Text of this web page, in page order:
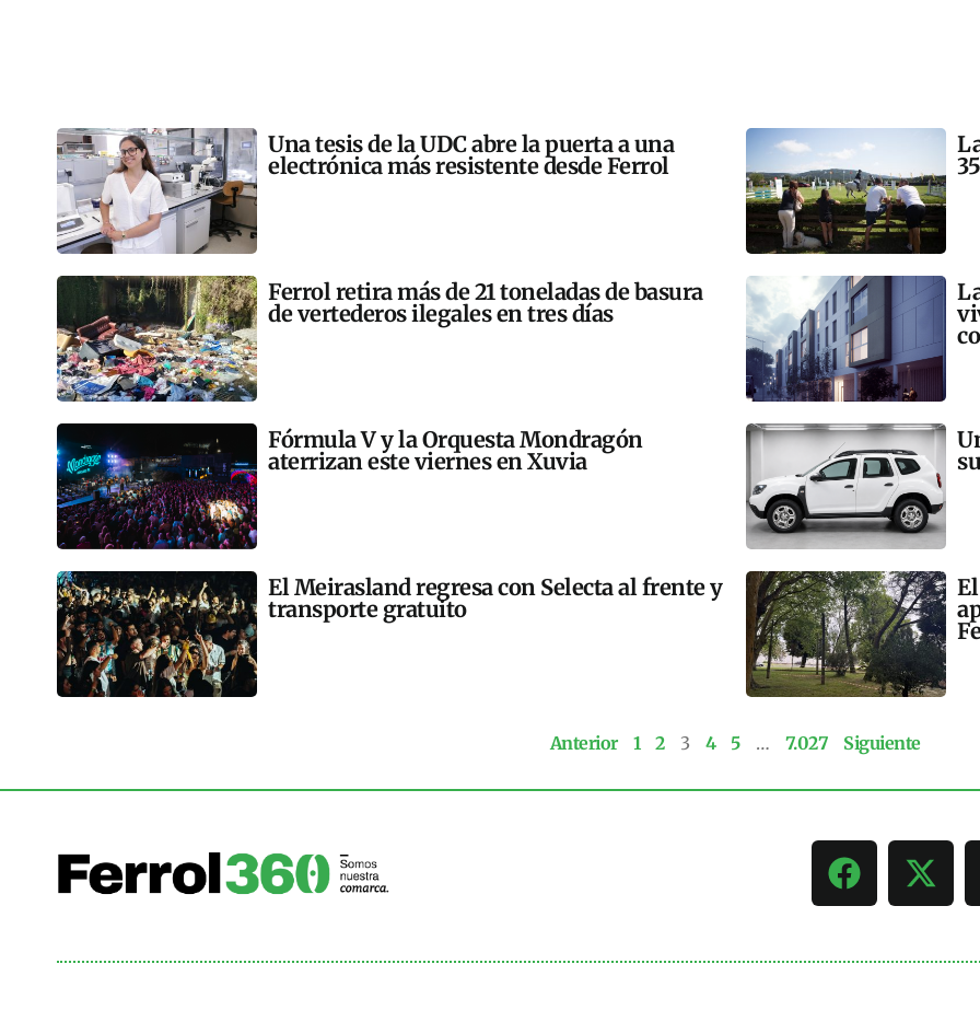
Una tesis de la UDC abre la puerta a una
electrónica más resistente desde Ferrol
Ferrol retira más de 21 toneladas de basura
de vertederos ilegales en tres días
Fórmula V y la Orquesta Mondragón
aterrizan este viernes en Xuvia
El Meirasland regresa con Selecta al frente y
transporte gratuito
Anterior 1 2 3 4 5 … 7.027 Siguiente